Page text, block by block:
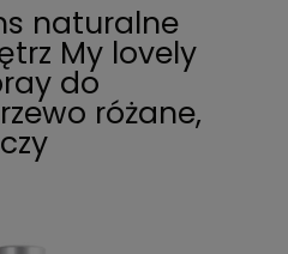
naturalne
My lovely
do
różane,